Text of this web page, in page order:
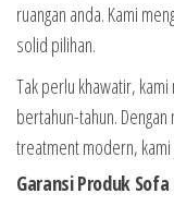
ruangan anda. Kami
solid pilihan.
Tak perlu khawatir,
bertahun-tahun.
treatment modern, kami
Garansi Produk